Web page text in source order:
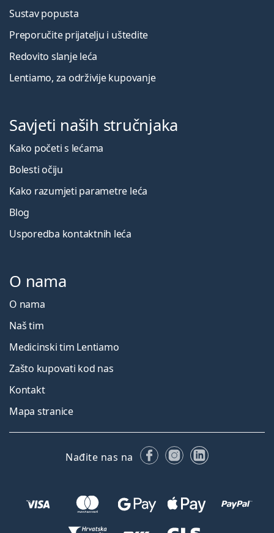
Sustav popusta
Preporučite prijatelju i uštedite
Redovito slanje leća
Lentiamo, za održivije kupovanje
Savjeti naših stručnjaka
Kako početi s lećama
Bolesti očiju
Kako razumjeti parametre leća
Blog
Usporedba kontaktnih leća
O nama
O nama
Naš tim
Medicinski tim Lentiamo
Zašto kupovati kod nas
Kontakt
Mapa stranice
Nađite nas na FacebookuInstagramu
LinkedIn